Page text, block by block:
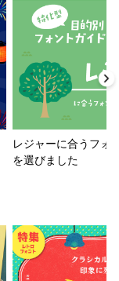
レジャーに合うフォ
を選びました